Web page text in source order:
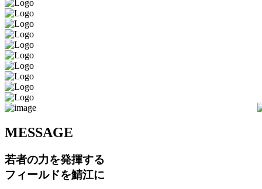
MESSAGE
若者の力を発揮する
フィールドを鯖江に